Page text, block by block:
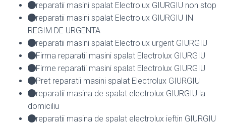
reparatii masini spalat Electrolux GIURGIU non stop
reparatii masini spalat Electrolux GIURGIU IN
REGIM DE URGENTA
reparatii masini spalat Electrolux urgent GIURGIU
Firma reparatii masini spalat Electrolux GIURGIU
Firme reparatii masini spalat Electrolux GIURGIU
Pret reparatii masini spalat Electrolux GIURGIU
reparatii masina de spalat electrolux GIURGIU la
domiciliu
reparatii masina de spalat electrolux ieftin GIURGIU